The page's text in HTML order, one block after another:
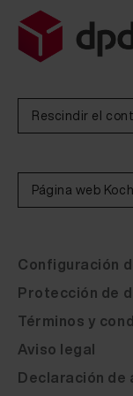
Fluid Leather
Fluid Leather
Fluid Leather
Fluid Leather
Fluid Leather
Fluid Leather
Fluid Leather
Fluid Leather
Rescindir el
Página web
Configuración
Protección de
Términos y
Aviso legal
Declaración